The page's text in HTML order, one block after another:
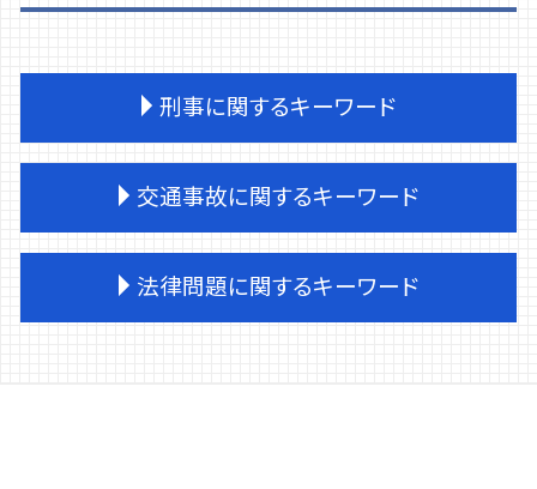
刑事に関するキーワード
暴行罪 構成要件
刑事事件 逮捕 種類
柏市 刑事事件
刑事事件 訴えた人
交通事故に関するキーワード
交通事故 病院
我孫子市 交通事故 弁護士
法律問題に関するキーワード